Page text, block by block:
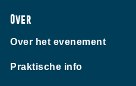
Over
Over het evenement
Praktische info